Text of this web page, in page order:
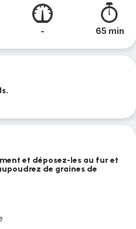
- 65 min
et déposez-les au fur et
de graines de